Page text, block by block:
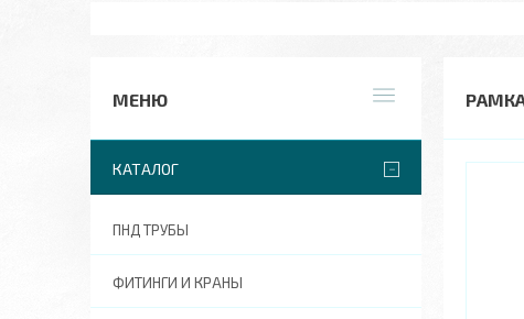
КАТАЛОГ
ПНД ТРУБЫ
ФИТИНГИ И КРАНЫ